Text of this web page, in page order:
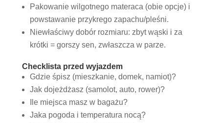
Pakowanie wilgotnego materaca (obie opcje) i
powstawanie przykrego zapachu/pleśni.
Niewłaściwy dobór rozmiaru: zbyt wąski i za
krótki = gorszy sen, zwłaszcza w parze.
Checklista przed wyjazdem
Gdzie śpisz (mieszkanie, domek, namiot)?
Jak dojeżdżasz (samolot, auto, rower)?
Ile miejsca masz w bagażu?
Jaka pogoda i temperatura nocą?